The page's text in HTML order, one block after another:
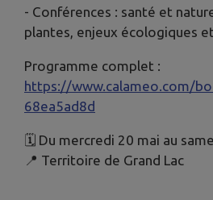
- Conférences : santé et
plantes, enjeux écologiques
Programme complet :
https://www.calameo.com/
68ea5ad8d
🗓️ Du mercredi 20 mai au
📍 Territoire de Grand Lac